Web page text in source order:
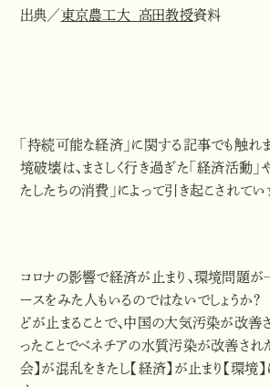
出典／東京農工大 高田教授資料
「持続可能な経済」に関する記事でも触れ
境破壊は、まさしく行き過ぎた「経済活動」
たしたちの消費」によって引き起こされてい
コロナの影響で経済が止まり、環境問題
ースをみた人もいるのではないでしょうか
どが止まることで、中国の大気汚染が改善
ったことでベネチアの水質汚染が改善され
会】が混乱をきたし【経済】が止まり【環